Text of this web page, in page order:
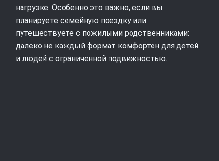
нагрузке. Особенно это важно, если вы
планируете семейную поездку или
путешествуете с пожилыми родственниками:
далеко не каждый формат комфортен для детей
и людей с ограниченной подвижностью.